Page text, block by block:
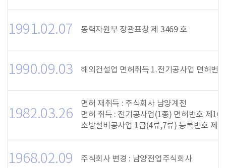
1991.02.07 동력자원부 장관표창 제 3469 호
1990.09.03 해외건설업 면허취득 1.전기공사업 면허번
1982.03.26
면허 재취득 : 주식회사 남양계전
면허 취득 : 전기공사업(1종) 면허번호 제
소방설비공사업 1급(4류,7류) 등록번호 제
1968.02.09 주식회사 변경 : 남양전업주식회사